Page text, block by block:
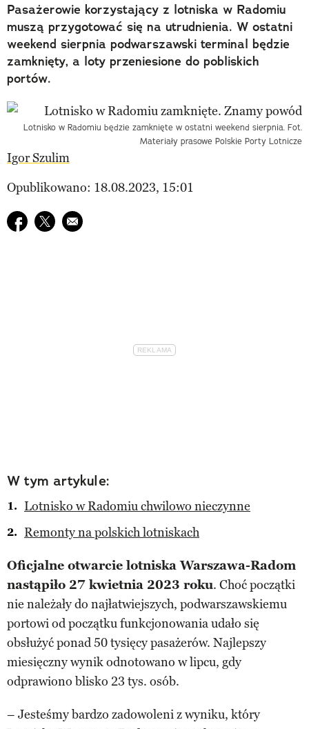
Pasażerowie korzystający z lotniska w Radomiu
muszą przygotować się na utrudnienia. W ostatni
weekend sierpnia podwarszawski terminal będzie
zamknięty, a loty przeniesione do pobliskich
portów.
Lotnisko w Radomiu będzie zamknięte w ostatni weekend sierpnia. Fot.
Materiały prasowe Polskie Porty Lotnicze
Igor Szulim
Opublikowano: 18.08.2023, 15:01
Udostępnij na facebook
Udostępnij na twitter
E-mail do przyjaciela
W tym artykule:
Lotnisko w Radomiu chwilowo nieczynne
Remonty na polskich lotniskach
Oficjalne otwarcie lotniska Warszawa-Radom
nastąpiło 27 kwietnia 2023 roku. Choć początki
nie należały do najłatwiejszych, podwarszawskiemu
portowi od początku funkcjonowania udało się
obsłużyć ponad 50 tysięcy pasażerów. Najlepszy
miesięczny wynik odnotowano w lipcu, gdy
odprawiono blisko 23 tys. osób.
– Jesteśmy bardzo zadowoleni z wyniku, który